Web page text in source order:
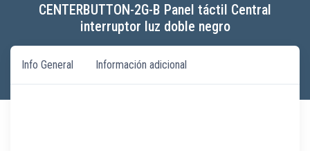
CENTERBUTTON-2G-B Panel táctil Central
interruptor luz doble negro
Info General Información adicional